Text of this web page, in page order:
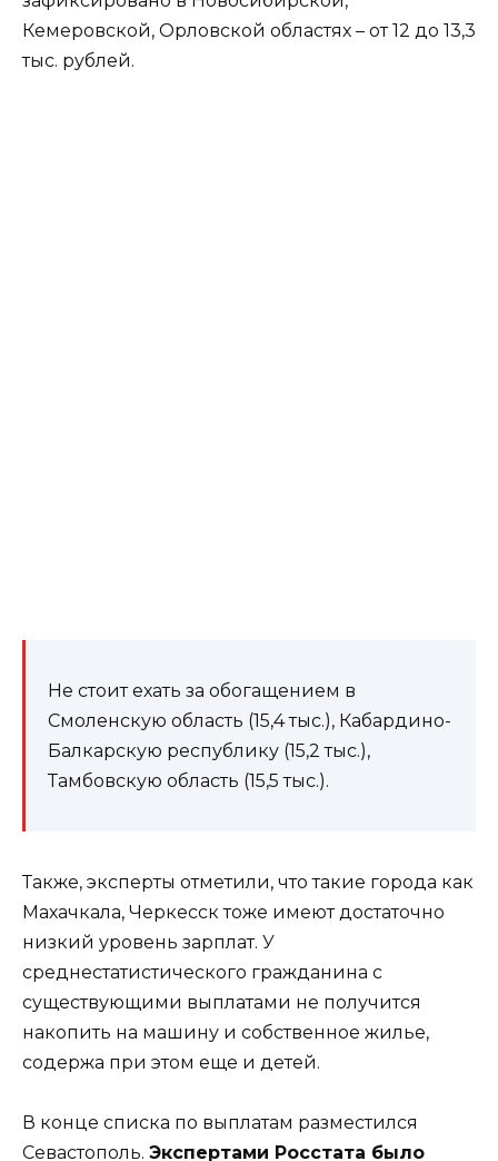
Кемеровской, Орловской областях – от 12 до 13,3
тыс. рублей.
Не стоит ехать за обогащением в
Смоленскую область (15,4 тыс.), Кабардино-
Балкарскую республику (15,2 тыс.),
Тамбовскую область (15,5 тыс.).
Также, эксперты отметили, что такие города как
Махачкала, Черкесск тоже имеют достаточно
низкий уровень зарплат. У
среднестатистического гражданина с
существующими выплатами не получится
накопить на машину и собственное жилье,
содержа при этом еще и детей.
В конце списка по выплатам разместился
Севастополь. Экспертами Росстата было